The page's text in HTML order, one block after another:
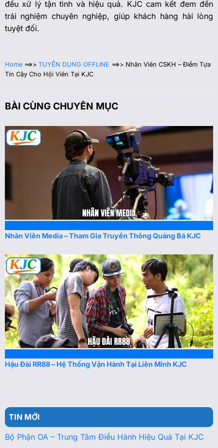
đều xử lý tận tình và hiệu quả. KJC cam kết đem đến
trải nghiệm chuyên nghiệp, giúp khách hàng hài lòng
tuyệt đối.
Home==>> TUYỂN DỤNG OFFLINE ==>> Nhân Viên CSKH – Điểm Tựa
Tin Cậy Cho Hội Viên Tại KJC
BÀI CÙNG CHUYÊN MỤC
Nhân Viên Media – Tham Gia Truyền Thông Quảng Bá KJC
Hậu Đài RR88 – Hệ Thống Vận Hành Tại Liên Minh KJC
TIN MỚI
Bộ Phận OA – Trung Tâm Điều Hành Hiệu Quả Tại KJC